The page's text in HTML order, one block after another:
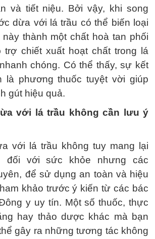
và tiết niệu. Bởi vậy, khi song
dừa với lá trầu có thể biến loại
thành một chất hoà tan phối
trợ chiết xuất hoạt chất trong lá
chóng. Có thể thấy, sự kết
là phương thuốc tuyệt vời giúp
gút hiệu quả.
với lá trầu không cần lưu ý
với lá trầu không tuy mang lại
đối với sức khỏe nhưng các
để sử dụng an toàn và hiệu
khảo trước ý kiến từ các bác
y uy tín. Một số thuốc, thực
hay thảo dược khác mà bạn
gây ra những tương tác không